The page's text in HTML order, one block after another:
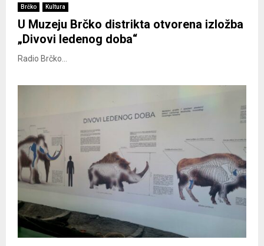
Brčko Kultura
U Muzeju Brčko distrikta otvorena izložba
„Divovi ledenog doba“
Radio Brčko...